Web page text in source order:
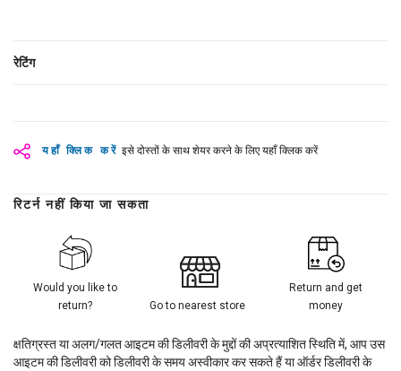
रेटिंग
यहाँ क्लिक करें इसे दोस्तों के साथ शेयर करने के लिए यहाँ क्लिक करें
रिटर्न नहीं किया जा सकता
Would you like to
return?
Go to nearest store
Return and get
money
क्षतिग्रस्त या अलग/गलत आइटम की डिलीवरी के मुद्दों की अप्रत्याशित स्थिति में, आप उस
आइटम की डिलीवरी को डिलीवरी के समय अस्वीकार कर सकते हैं या ऑर्डर डिलीवरी के